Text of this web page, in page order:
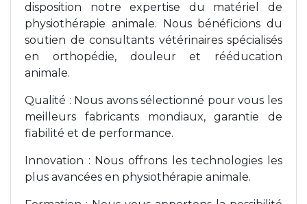
disposition notre expertise du matériel de
physiothérapie animale. Nous bénéficions du
soutien de consultants vétérinaires spécialisés
en orthopédie, douleur et rééducation
animale.
Qualité : Nous avons sélectionné pour vous les
meilleurs fabricants mondiaux, garantie de
fiabilité et de performance.
Innovation : Nous offrons les technologies les
plus avancées en physiothérapie animale.